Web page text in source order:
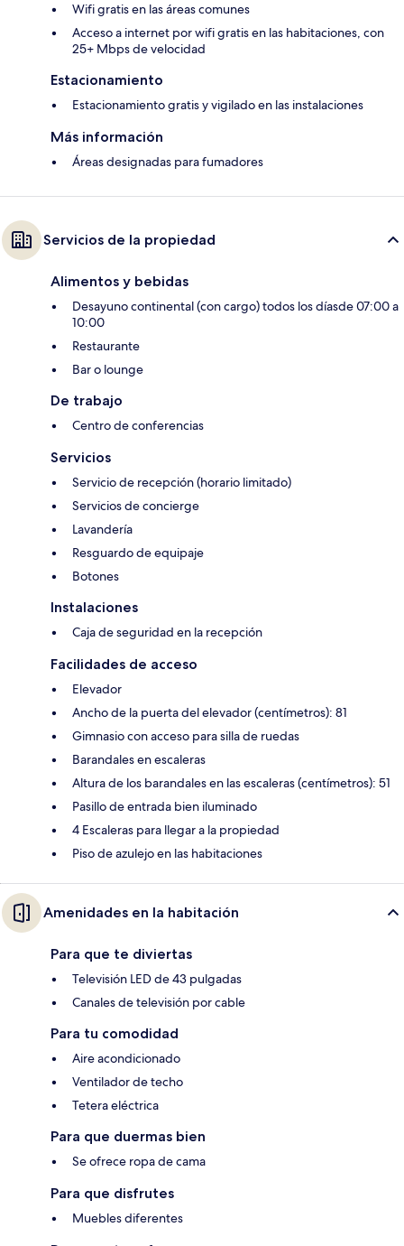
Wifi gratis en las áreas comunes
Acceso a internet por wifi gratis en las habitaciones, con
25+ Mbps de velocidad
Estacionamiento
Estacionamiento gratis y vigilado en las instalaciones
Más información
Áreas designadas para fumadores
Servicios de la propiedad
Alimentos y bebidas
Desayuno continental (con cargo) todos los díasde 07:00 a
10:00
Restaurante
Bar o lounge
De trabajo
Centro de conferencias
Servicios
Servicio de recepción (horario limitado)
Servicios de concierge
Lavandería
Resguardo de equipaje
Botones
Instalaciones
Caja de seguridad en la recepción
Facilidades de acceso
Elevador
Ancho de la puerta del elevador (centímetros): 81
Gimnasio con acceso para silla de ruedas
Barandales en escaleras
Altura de los barandales en las escaleras (centímetros): 51
Pasillo de entrada bien iluminado
4 Escaleras para llegar a la propiedad
Piso de azulejo en las habitaciones
Amenidades en la habitación
Para que te diviertas
Televisión LED de 43 pulgadas
Canales de televisión por cable
Para tu comodidad
Aire acondicionado
Ventilador de techo
Tetera eléctrica
Para que duermas bien
Se ofrece ropa de cama
Para que disfrutes
Muebles diferentes